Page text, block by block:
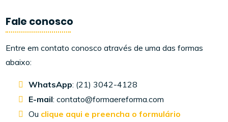
Fale conosco
Entre em contato conosco através de uma das formas
abaixo:
WhatsApp: (21) 3042-4128
E-mail: contato@formaereforma.com
Ou clique aqui e preencha o formulário